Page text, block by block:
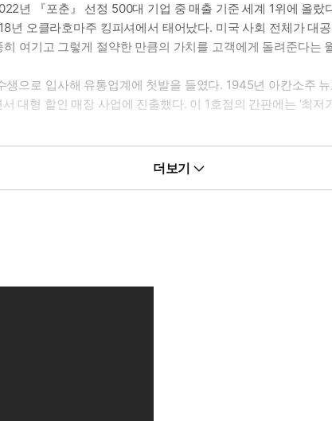
년 『포춘』 선정 500대 기업 중 매출 기준 세계 1위에 올랐
년 오클라호마주 킹피셔에서 태어났다. 미국 사회 전체가
여기고 그렇게 절약한 만큼의 가치를 고객에게 돌려준다는
으로 입사해 유통업계에 첫발을 들였다. 1945년 아칸소주
대형 할인 매장 사업에 진출했다. 이 1호점의 간판에는 ‘최저
까지 추월함으로써 미국 소매업계를 평정했다. 1992년 샘 월
을 갖추며 유통업계 제왕의 자리에 올랐다.
더보기